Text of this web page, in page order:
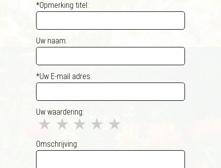
*Opmerking titel:
Uw naam:
*Uw E-mail adres:
Uw waardering:
★
★
★
★
★
Omschrijving: